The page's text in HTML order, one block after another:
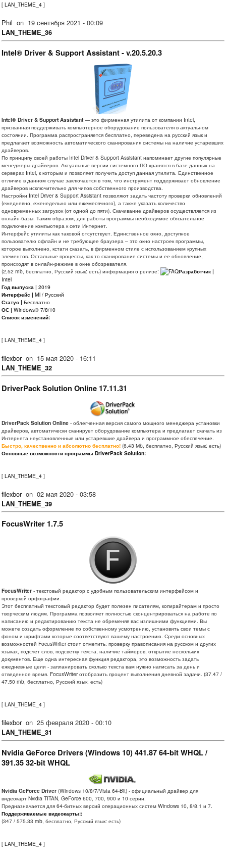
[ LAN_THEME_4 ]
Phil on 19 сентября 2021 - 00:09
LAN_THEME_36
Intel® Driver & Support Assistant - v.20.5.20.3
Intel® Driver & Support Assistant — это фирменная утилита от компании Intel,
призванная поддерживать компьютерное оборудование пользователя в актуальном
состоянии. Программа распространяется бесплатно, переведена на русский язык и
предлагает возможность автоматического сканирования системы на наличие устаревших
драйверов.
По принципу своей работы Intel Driver & Support Assistant напоминает другие популярные
менеджеры драйверов. Актуальные версии системного ПО хранятся в базе данных на
серверах Intel, к которым и позволяет получить доступ данная утилита. Единственное
отличие в данном случае заключается в том, что инструмент поддерживает обновление
драйверов исключительно для чипов собственного производства.
Настройки Intel Driver & Support Assistant позволяют задать частоту проверки обновлений
(ежедневно, еженедельно или ежемесячного), а также указать количество
одновременных загрузок (от одной до пяти). Скачивание драйверов осуществляется из
онлайн-базы. Таким образом, для работы программы необходимое обязательное
подключение компьютера к сети Интернет.
Интерфейс утилиты как таковой отсутствует. Единственное окно, доступное
пользователю офлайн и не требующее браузера – это окно настроек программы,
которое выполнено, кстати сказать, в фирменном стиле с использованием крупных
элементов. Остальные процессы, как то сканирование системы и ее обновление,
происходят в онлайн-режиме в окне обозревателя.
(2,52 mb, бесплатно, Русский язык: есть) информация о релизе:
Разработчик |
Intel
Год выпуска | 2019
Интерфейс | Ml / Русский
Статус | Бесплатно
ОС | Windows® 7/8/10
Список изменений:
[ LAN_THEME_4 ]
filexboron 15 мая 2020 - 16:11
LAN_THEME_32
DriverPack Solution Online 17.11.31
DriverPack Solution Online - облегченная версия самого мощного менеджера установки
драйверов, автоматически сканирует оборудование компьютера и предлагает скачать из
Интернета неустановленные или устаревшие драйвера и программное обеспечение.
Быстро, качественно и абсолютно бесплатно! (6.43 Мb, бесплатно, Русский язык: есть)
Основные возможности программы DriverPack Solution:
[ LAN_THEME_4 ]
filexboron 02 мая 2020 - 03:58
LAN_THEME_39
FocusWriter 1.7.5
FocusWriter - текстовый редактор с удобным пользовательским интерфейсом и
проверкой орфографии.
Этот бесплатный текстовый редактор будет полезен писателям, копирайтерам и просто
творческим людям. Программа позволяет полностью сконцентрироваться на работе по
написанию и редактированию текста не обременяя вас излишними функциями. Вы
можете создать оформление по собственному усмотрению, установить свои темы с
фоном и шрифтами которые соответствуют вашему настроению. Среди основных
возможностей FocusWriter стоит отметить: проверку правописания на русском и других
языках, подсчет слов, подсветку текста, наличие таймеров, открытие нескольких
документов. Еще одна интересная функция редактора, это возможность задать
ежедневные цели - запланировать сколько текста вам нужно написать за день и
отведенное время. FocusWriter отобразить процент выполнения дневной задачи. (37.47 /
47.50 mb, бесплатно, Русский язык: есть)
[ LAN_THEME_4 ]
filexboron 25 февраля 2020 - 00:10
LAN_THEME_31
Nvidia GeForce Drivers (Windows 10) 441.87 64-bit WHQL /
391.35 32-bit WHQL
Nvidia GeForce Driver (Windows 10/8/7/Vista 64-Bit) - официальный драйвер для
видеокарт Nvidia TITAN, GeForce 600, 700, 900 и 10 серии.
Предназначается для 64-битных версий операционных систем Windows 10, 8/8.1 и 7.
Поддерживаемые видеокарты::
(347 / 575.33 mb, бесплатно, Русский язык: есть)
[ LAN_THEME_4 ]